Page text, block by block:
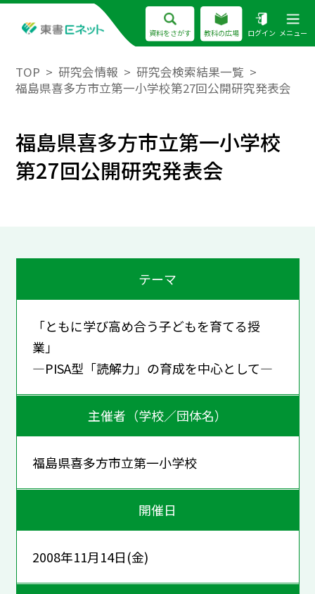
資料をさがす 教科の広場 ログイン メニュー
TOP 研究会情報
研究会検索結果一覧
福島県喜多方市立第一小学校第27回公開研究発表会
福島県喜多方市立第一小学校
第27回公開研究発表会
テーマ
「ともに学び高め合う子どもを育てる授
業」
―PISA型「読解力」の育成を中心として―
主催者（学校／団体名）
福島県喜多方市立第一小学校
開催日
2008年11月14日(金)